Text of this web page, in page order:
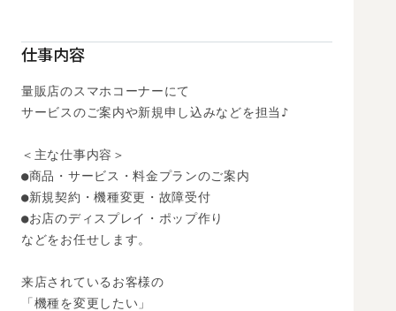
仕事内容
量販店のスマホコーナーにて
サービスのご案内や新規申し込みなどを担当♪
＜主な仕事内容＞
●商品・サービス・料金プランのご案内
●新規契約・機種変更・故障受付
●お店のディスプレイ・ポップ作り
などをお任せします。
来店されているお客様の
「機種を変更したい」